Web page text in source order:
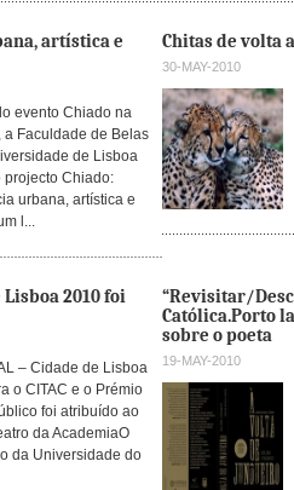
artística e
evento Chiado na
a Faculdade de Belas
de Lisboa
projecto Chiado:
urbana, artística e
l...
Chitas de volta
30-MAY-2010
Lisboa 2010 foi
– Cidade de Lisboa
o CITAC e o Prémio
foi atribuído ao
da AcademiaO
da Universidade do
“Revisitar/
Católica.Porto
sobre o poeta
19-MAY-2010